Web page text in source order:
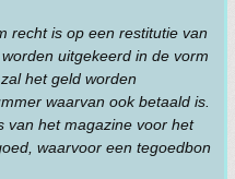
recht is op een restitutie van
uitgekeerd in de vorm
het geld worden
waarvan ook betaald is.
van het magazine voor het
waarvoor een tegoedbon